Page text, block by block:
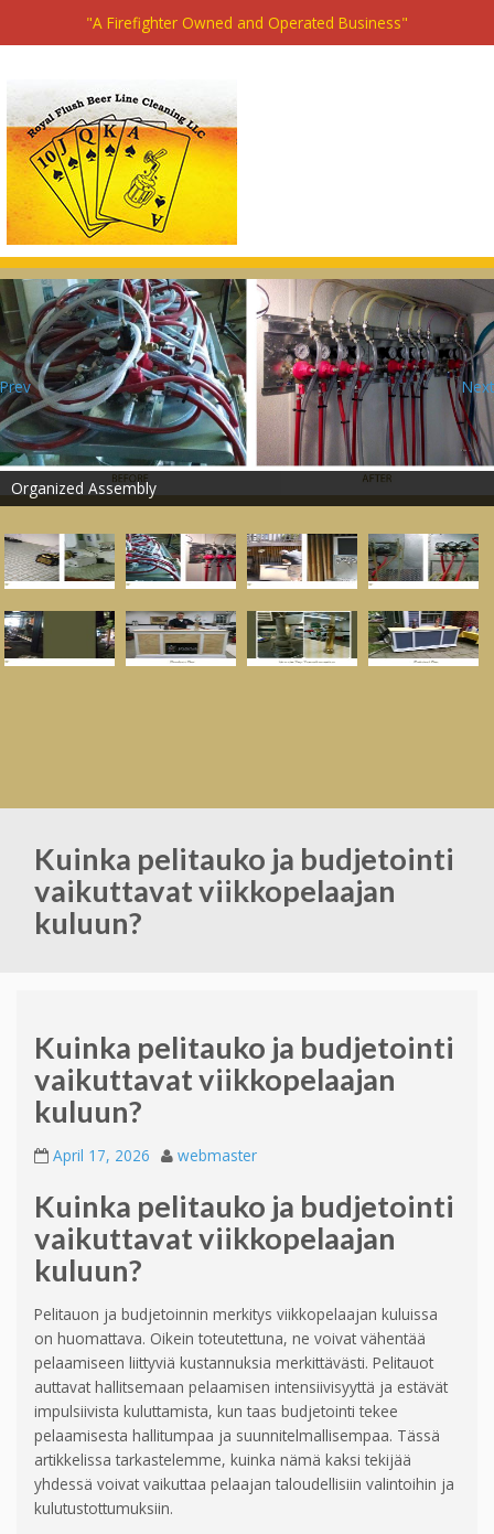
"A Firefighter Owned and Operated Business"
Organized Assembly
Prev Next
Kuinka pelitauko ja budjetointi
vaikuttavat viikkopelaajan
kuluun?
Kuinka pelitauko ja budjetointi
vaikuttavat viikkopelaajan
kuluun?
April 17, 2026 webmaster
Kuinka pelitauko ja budjetointi
vaikuttavat viikkopelaajan
kuluun?
Pelitauon ja budjetoinnin merkitys viikkopelaajan kuluissa
on huomattava. Oikein toteutettuna, ne voivat vähentää
pelaamiseen liittyviä kustannuksia merkittävästi. Pelitauot
auttavat hallitsemaan pelaamisen intensiivisyyttä ja estävät
impulsiivista kuluttamista, kun taas budjetointi tekee
pelaamisesta hallitumpaa ja suunnitelmallisempaa. Tässä
artikkelissa tarkastelemme, kuinka nämä kaksi tekijää
yhdessä voivat vaikuttaa pelaajan taloudellisiin valintoihin ja
kulutustottumuksiin.